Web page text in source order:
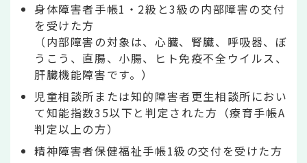
身体障害者手帳1・2級と3級の内部障害の交付
を受けた方
（内部障害の対象は、心臓、腎臓、呼吸器、ぼ
うこう、直腸、小腸、ヒト免疫不全ウイルス、
肝臓機能障害です。）
児童相談所または知的障害者更生相談所におい
て知能指数35以下と判定された方（療育手帳A
判定以上の方）
精神障害者保健福祉手帳1級の交付を受けた方